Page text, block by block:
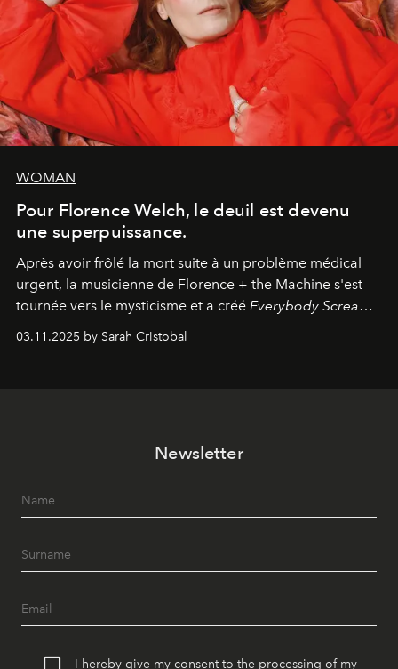
WOMAN
Pour Florence Welch, le deuil est devenu
une superpuissance.
Après avoir frôlé la mort suite à un problème médical
urgent, la musicienne de Florence + the Machine s'est
tournée vers le mysticisme et a créé Everybody Scream
l'un de ses albums les plus profonds à ce jour.
03.11.2025 by Sarah Cristobal
Newsletter
I hereby give my consent to the processing of my